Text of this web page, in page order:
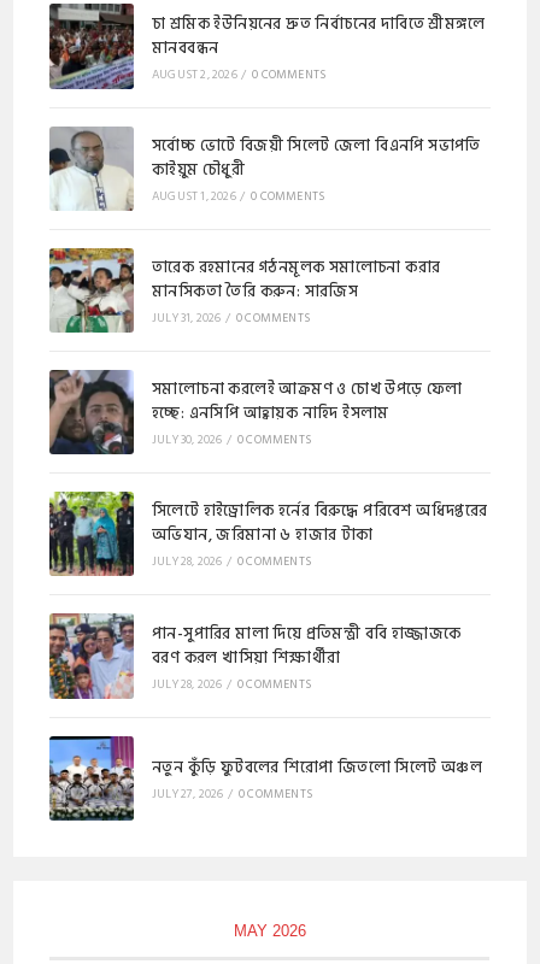
চা শ্রমিক ইউনিয়নের দ্রুত নির্বাচনের দাবিতে শ্রীমঙ্গলে
মানববন্ধন
AUGUST 2, 2026/ 0 COMMENTS
সর্বোচ্চ ভোটে বিজয়ী সিলেট জেলা বিএনপি সভাপতি
কাইয়ুম চৌধুরী
AUGUST 1, 2026/ 0 COMMENTS
​​তারেক রহমানের গঠনমূলক সমালোচনা করার
মানসিকতা তৈরি করুন: সারজিস
JULY 31, 2026 / 0 COMMENTS
সমালোচনা করলেই আক্রমণ ও চোখ উপড়ে ফেলা
হচ্ছে: এনসিপি আহ্বায়ক নাহিদ ইসলাম
JULY 30, 2026 / 0 COMMENTS
​সিলেটে হাইড্রোলিক হর্নের বিরুদ্ধে পরিবেশ অধিদপ্তরের
অভিযান, জরিমানা ৬ হাজার টাকা
JULY 28, 2026 / 0 COMMENTS
পান-সুপারির মালা দিয়ে প্রতিমন্ত্রী ববি হাজ্জাজকে
বরণ করল খাসিয়া শিক্ষার্থীরা
JULY 28, 2026 / 0 COMMENTS
নতুন কুঁড়ি ফুটবলের শিরোপা জিতলো সিলেট অঞ্চল
JULY 27, 2026 / 0 COMMENTS
MAY 2026